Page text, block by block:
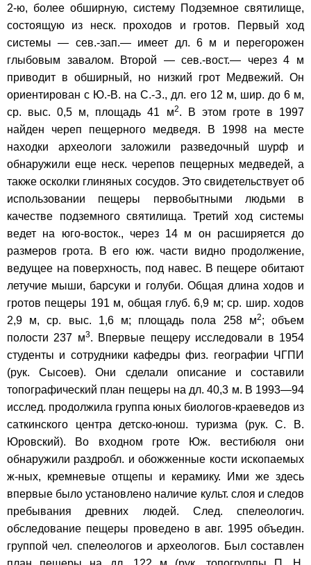
2-ю, более обширную, систему Подземное святилище,
состоящую из неск. проходов и гротов. Первый ход
системы — сев.-зап.— имеет дл. 6 м и перегорожен
глыбовым завалом. Второй — сев.-вост.— через 4 м
приводит в обширный, но низкий грот Медвежий. Он
ориентирован с Ю.-В. на С.-З., дл. его 12 м, шир. до 6 м,
ср. выс. 0,5 м, площадь 41 м2. В этом гроте в 1997
найден череп пещерного медведя. В 1998 на месте
находки археологи заложили разведочный шурф и
обнаружили еще неск. черепов пещерных медведей, а
также осколки глиняных сосудов. Это свидетельствует об
использовании пещеры первобытными людьми в
качестве подземного святилища. Третий ход системы
ведет на юго-восток., через 14 м он расширяется до
размеров грота. В его юж. части видно продолжение,
ведущее на поверхность, под навес. В пещере обитают
летучие мыши, барсуки и голуби. Общая длина ходов и
гротов пещеры 191 м, общая глуб. 6,9 м; ср. шир. ходов
2,9 м, ср. выс. 1,6 м; площадь пола 258 м2; объем
полости 237 м3. Впервые пещеру исследовали в 1954
студенты и сотрудники кафедры физ. географии ЧГПИ
(рук. Сысоев). Они сделали описание и составили
топографический план пещеры на дл. 40,3 м. В 1993—94
исслед. продолжила группа юных биологов-краеведов из
саткинского центра детско-юнош. туризма (рук. С. В.
Юровский). Во входном гроте Юж. вестибюля они
обнаружили раздробл. и обожженные кости ископаемых
ж-ных, кремневые отщепы и керамику. Ими же здесь
впервые было установлено наличие культ. слоя и следов
пребывания древних людей. След. спелеологич.
обследование пещеры проведено в авг. 1995 объедин.
группой чел. спелеологов и археологов. Был составлен